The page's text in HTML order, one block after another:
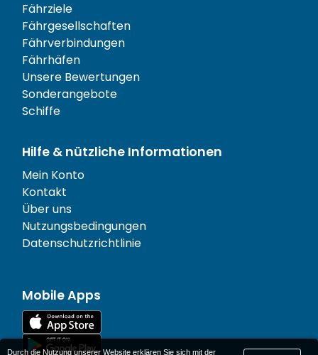
Fährziele
Fährgesellschaften
Fährverbindungen
Fährhäfen
Unsere Bewertungen
Sonderangebote
Schiffe
Hilfe & nützliche Informationen
Mein Konto
Kontakt
Über uns
Nutzungsbedingungen
Datenschutzrichtlinie
Mobile Apps
Durch die Nutzung unserer Website erklären Sie sich mit der